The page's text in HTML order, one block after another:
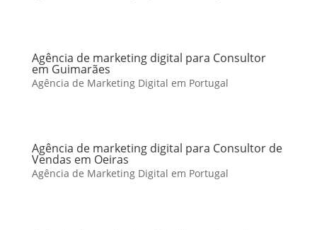
Agência de marketing digital para Consultor
em Guimarães
Agência de Marketing Digital em Portugal
Agência de marketing digital para Consultor de
Vendas em Oeiras
Agência de Marketing Digital em Portugal